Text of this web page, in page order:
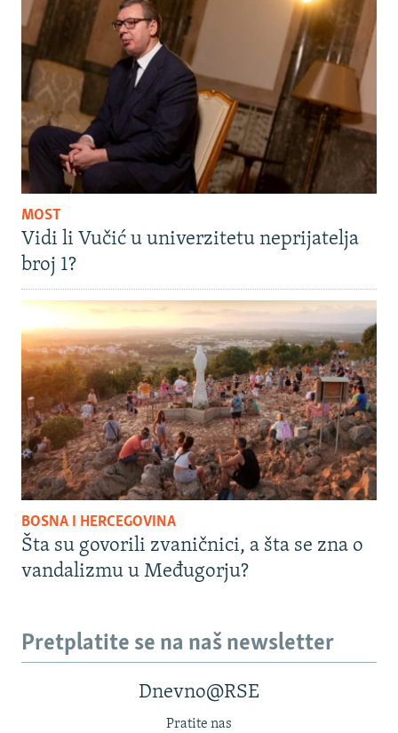
MOST
Vidi li Vučić u univerzitetu neprijatelja
broj 1?
BOSNA I HERCEGOVINA
Šta su govorili zvaničnici, a šta se zna o
vandalizmu u Međugorju?
Pretplatite se na naš newsletter
Dnevno@RSE
Pratite nas